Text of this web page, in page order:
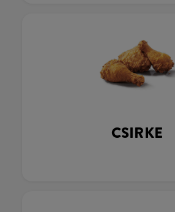
CSIRKE